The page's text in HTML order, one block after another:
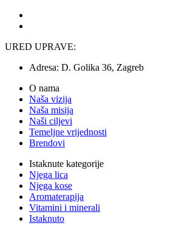
URED UPRAVE:
Adresa: D. Golika 36, Zagreb
O nama
Naša vizija
Naša misija
Naši ciljevi
Temeljne vrijednosti
Brendovi
Istaknute kategorije
Njega lica
Njega kose
Aromaterapija
Vitamini i minerali
Istaknuto